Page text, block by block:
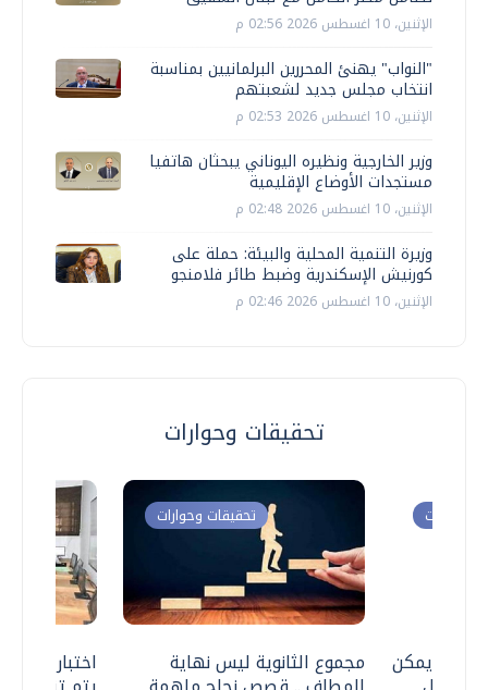
الإثنين، 10 اغسطس 2026 02:56 م
"النواب" يهنئ المحررين البرلمانيين بمناسبة
انتخاب مجلس جديد لشعبتهم
الإثنين، 10 اغسطس 2026 02:53 م
وزير الخارجية ونظيره اليوناني يبحثان هاتفيا
مستجدات الأوضاع الإقليمية
الإثنين، 10 اغسطس 2026 02:48 م
وزيرة التنمية المحلية والبيئة: حملة على
كورنيش الإسكندرية وضبط طائر فلامنجو
الإثنين، 10 اغسطس 2026 02:46 م
تحقيقات وحوارات
اختبارات
تحقيقات وحوارات
مجموع الثانوية ليس نهاية
وحوارات
.. هل يمكن